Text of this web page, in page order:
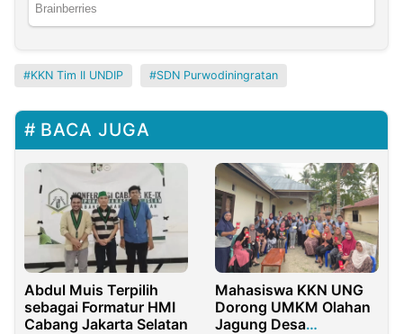
KKN Tim II UNDIP SDN Purwodiningratan
BACA JUGA
Abdul Muis Terpilih
sebagai Formatur HMI
Cabang Jakarta Selatan
Mahasiswa KKN UNG
Dorong UMKM Olahan
Jagung Desa